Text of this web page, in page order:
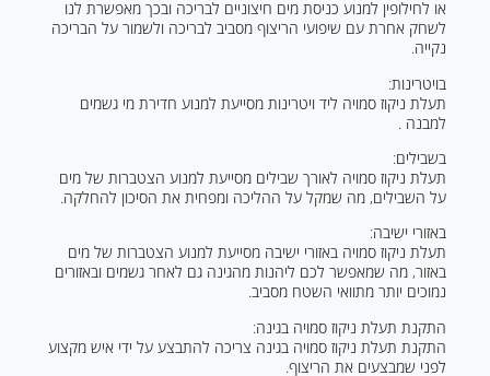
או לחילופין למנוע כניסת מים חיצוניים לבריכה ובכך מאפשרת לנו
לשחק אחרת עם שיפועי הריצוף מסביב לבריכה ולשמור על הבריכה
נקייה.
בויטרינות:
תעלת ניקוז סמויה ליד ויטרינות מסייעת למנוע חדירת מי גשמים
למבנה .
בשבילים:
תעלת ניקוז סמויה לאורך שבילים מסייעת למנוע הצטברות של מים
על השבילים, מה שמקל על ההליכה ומפחית את הסיכון להחלקה.
באזורי ישיבה:
תעלת ניקוז סמויה באזורי ישיבה מסייעת למנוע הצטברות של מים
באזור, מה שמאפשר לכם ליהנות מהגינה גם לאחר גשמים ובאזורים
נמוכים יותר מתוואי השטח מסביב.
התקנת תעלת ניקוז סמויה בגינה:
התקנת תעלת ניקוז סמויה בגינה צריכה להתבצע על ידי איש מקצוע
לפני שמבצעים את הריצוף.